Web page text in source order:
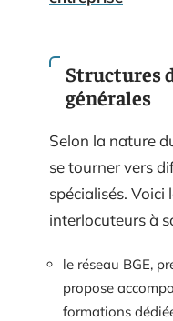
Structures
générales
Selon la nature
se tourner vers
spécialisés. Voici
interlocuteurs à
le réseau BGE,
propose
formations